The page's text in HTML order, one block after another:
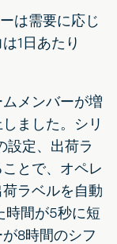
は需要に応じ
1日あたり
メンバーが増
ました。シリ
設定、出荷ラ
とで、オペレ
ラベルを自動
時間が5秒に短
8時間のシフ